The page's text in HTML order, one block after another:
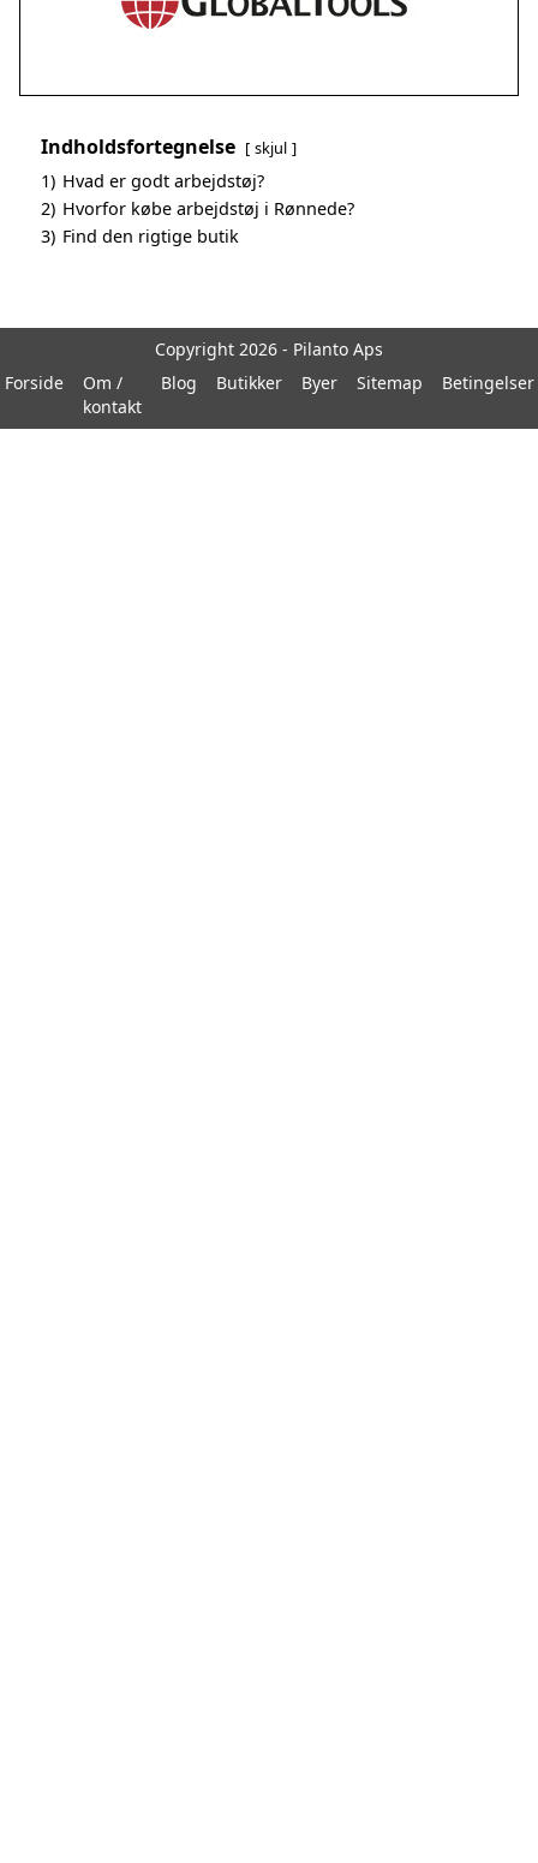
Indholdsfortegnelse skjul
1) Hvad er godt arbejdstøj?
2) Hvorfor købe arbejdstøj i Rønnede?
3) Find den rigtige butik
Copyright 2026 - Pilanto Aps
Forside
Om /
kontakt
Blog Butikker Byer Sitemap Betingelser